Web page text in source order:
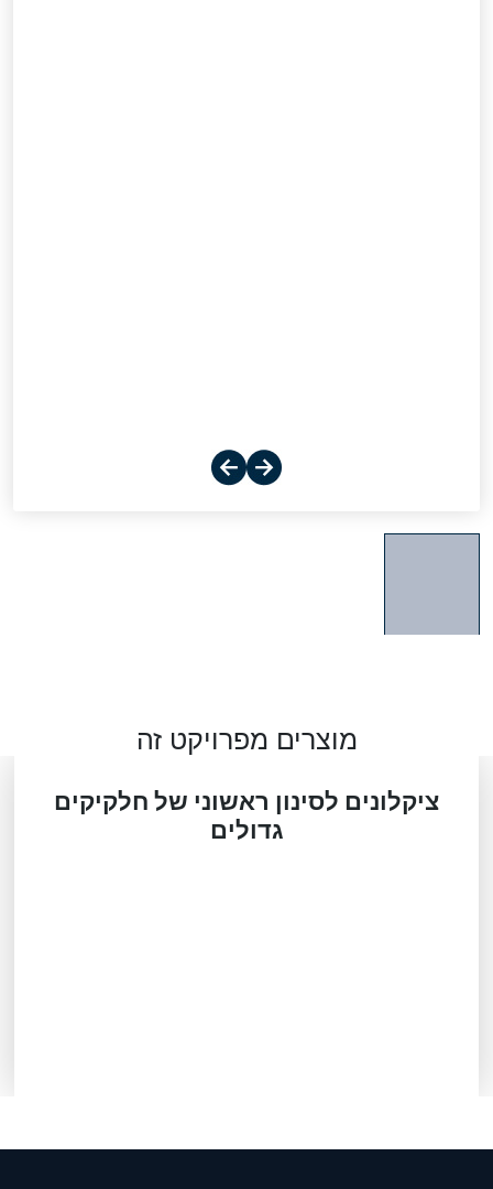
מוצרים מפרויקט זה
ציקלונים לסינון ראשוני של חלקיקים
גדולים